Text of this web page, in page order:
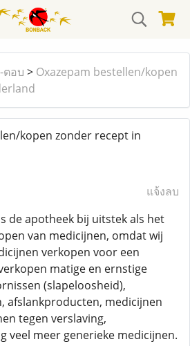
ตอบ > Oxazepam bestellen/kopen
kopen zonder recept in
แจ้งลบ
de apotheek bij uitstek als het
van medicijnen, omdat wij
verkopen voor een
matige en ernstige
(slapeloosheid),
afslankproducten, medicijnen
tegen verslaving,
veel meer generieke medicijnen.